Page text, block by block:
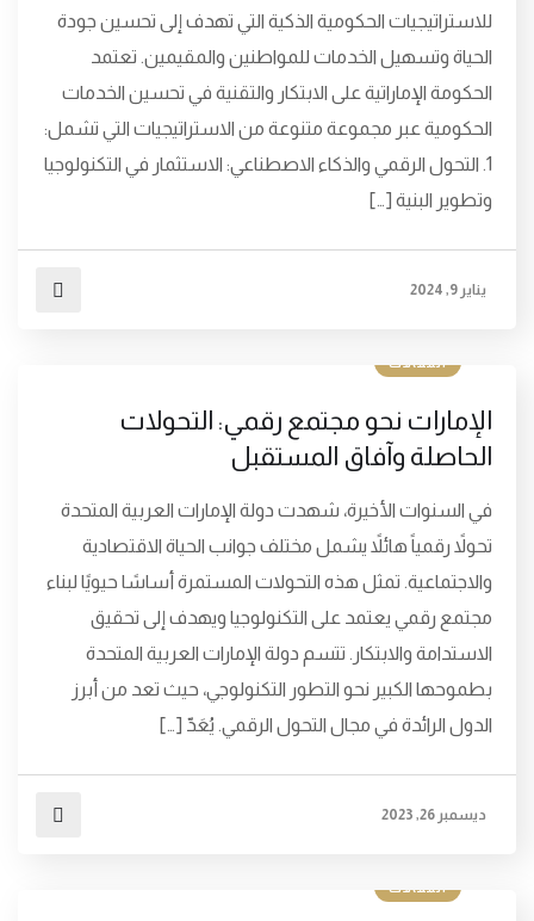
للاستراتيجيات الحكومية الذكية التي تهدف إلى تحسين جودة
الحياة وتسهيل الخدمات للمواطنين والمقيمين. تعتمد
الحكومة الإماراتية على الابتكار والتقنية في تحسين الخدمات
الحكومية عبر مجموعة متنوعة من الاستراتيجيات التي تشمل:
1. التحول الرقمي والذكاء الاصطناعي: الاستثمار في التكنولوجيا
وتطوير البنية […]
يناير 9, 2024
المقالات
الإمارات نحو مجتمع رقمي: التحولات
الحاصلة وآفاق المستقبل
في السنوات الأخيرة، شهدت دولة الإمارات العربية المتحدة
تحولاً رقمياً هائلاً يشمل مختلف جوانب الحياة الاقتصادية
والاجتماعية. تمثل هذه التحولات المستمرة أساسًا حيويًا لبناء
مجتمع رقمي يعتمد على التكنولوجيا ويهدف إلى تحقيق
الاستدامة والابتكار. تتسم دولة الإمارات العربية المتحدة
بطموحها الكبير نحو التطور التكنولوجي، حيث تعد من أبرز
الدول الرائدة في مجال التحول الرقمي. يُعَدّ […]
ديسمبر 26, 2023
المقالات